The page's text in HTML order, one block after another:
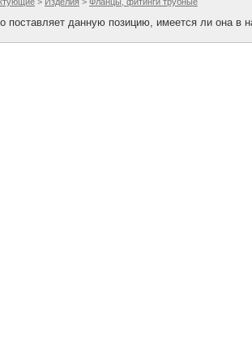
поставляет данную позицию, имеется ли она в